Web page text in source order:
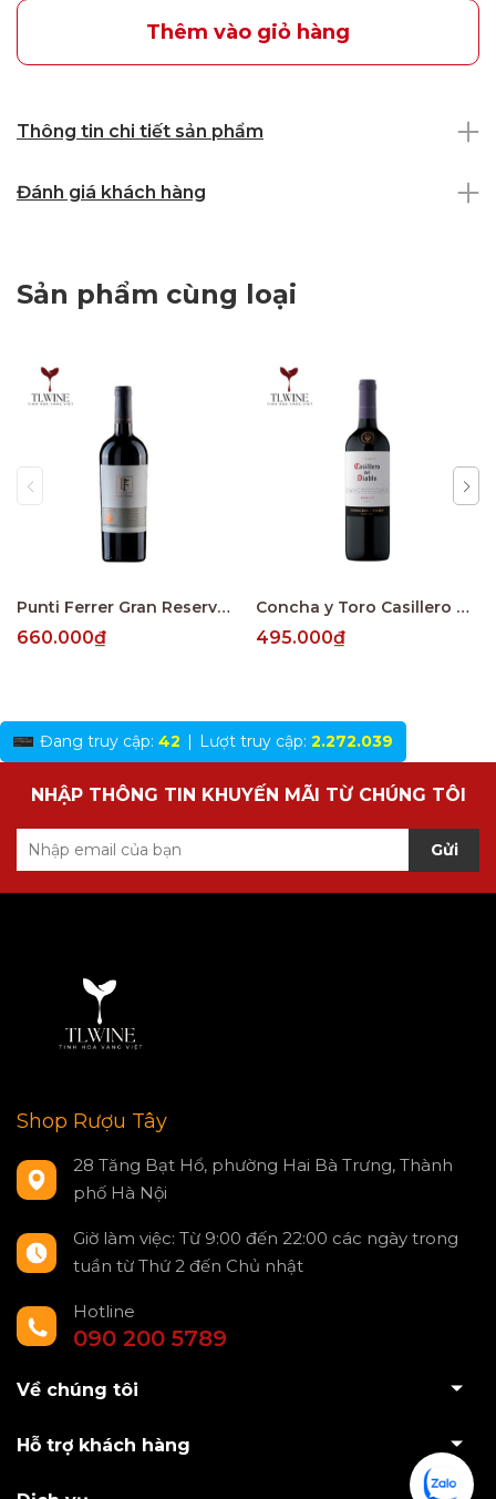
Thêm vào giỏ hàng
Thông tin chi tiết sản phẩm
Đánh giá khách hàng
Sản phẩm cùng loại
Punti Ferrer Gran Reserva Cabernet Sauvignon
660.000₫
Concha y Toro Casillero del Diablo Reserva Merlot Central Valley
495.000₫
Đang truy cập: 42 | Lượt truy cập: 2.272.039
NHẬP THÔNG TIN KHUYẾN MÃI TỪ CHÚNG TÔI
Gửi
Shop Rượu Tây
28 Tăng Bạt Hổ, phường Hai Bà Trưng, Thành
phố Hà Nội
Giờ làm việc: Từ 9:00 đến 22:00 các ngày trong
tuần từ Thứ 2 đến Chủ nhật
Hotline
090 200 5789
Về chúng tôi
Hỗ trợ khách hàng